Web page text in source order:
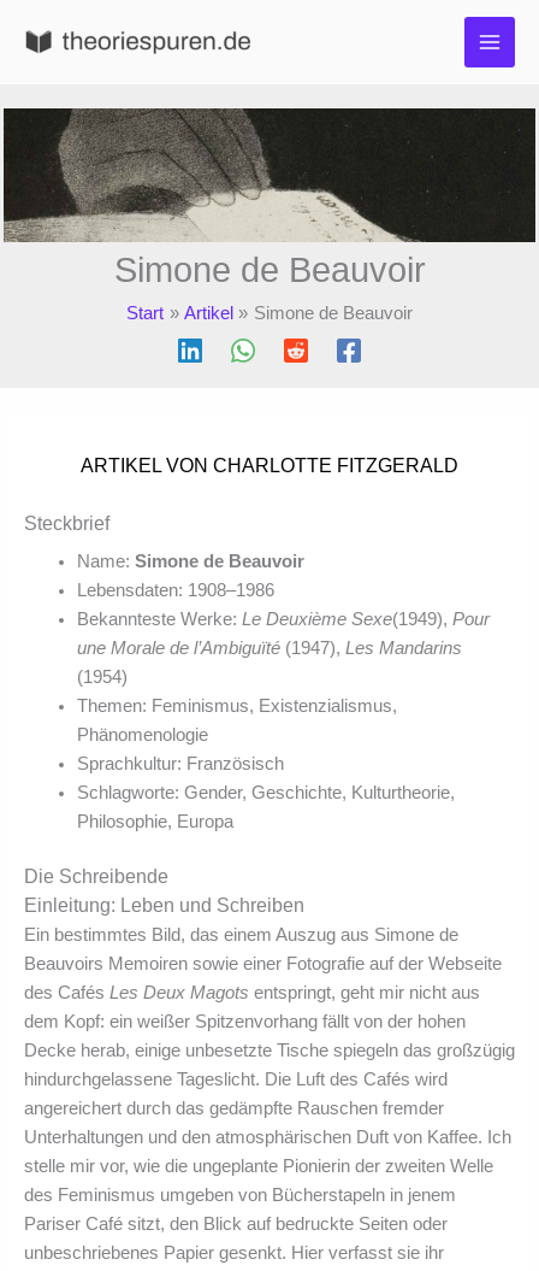
Inhalt
Simone de Beauvoir
Start Artikel Simone de Beauvoir
ARTIKEL VON CHARLOTTE FITZGERALD
Steckbrief
Name: Simone de Beauvoir
Lebensdaten: 1908–1986
Bekannteste Werke: Le Deuxième Sexe(1949), Pour
une Morale de l’Ambiguïté(1947), Les Mandarins
(1954)
Themen: Feminismus, Existenzialismus,
Phänomenologie
Sprachkultur: Französisch
Schlagworte: Gender, Geschichte, Kulturtheorie,
Philosophie, Europa
Die Schreibende
Einleitung: Leben und Schreiben
Ein bestimmtes Bild, das einem Auszug aus Simone de
Beauvoirs Memoiren sowie einer Fotografie auf der Webseite
des Cafés Les Deux Magots entspringt, geht mir nicht aus
dem Kopf: ein weißer Spitzenvorhang fällt von der hohen
Decke herab, einige unbesetzte Tische spiegeln das großzügig
hindurchgelassene Tageslicht. Die Luft des Cafés wird
angereichert durch das gedämpfte Rauschen fremder
Unterhaltungen und den atmosphärischen Duft von Kaffee. Ich
stelle mir vor, wie die ungeplante Pionierin der zweiten Welle
des Feminismus umgeben von Bücherstapeln in jenem
Pariser Café sitzt, den Blick auf bedruckte Seiten oder
unbeschriebenes Papier gesenkt. Hier verfasst sie ihr